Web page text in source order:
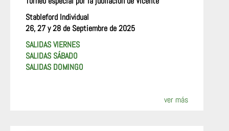
Stableford Individual
26, 27 y 28 de Septiembre de 2025
SALIDAS VIERNES
SALIDAS SÁBADO
SALIDAS DOMINGO
ver más